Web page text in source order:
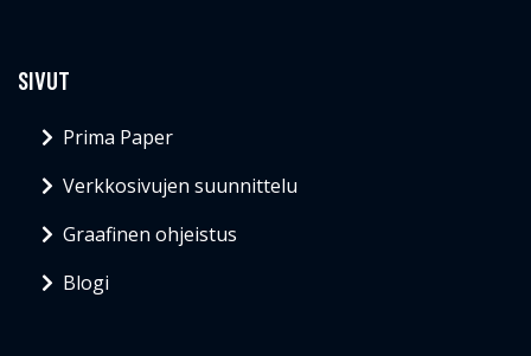
SIVUT
Prima Paper
Verkkosivujen suunnittelu
Graafinen ohjeistus
Blogi